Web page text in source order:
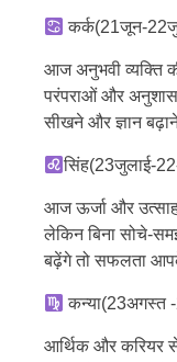
कर्क(21जून-
आज अनुभवी व्यक्ति
परंपराओं और
सीखने और ज्ञान
सिंह(23जुलाई-
आज ऊर्जा और उत्साह
लेकिन बिना सोचे-
बढ़ेंगे तो सफलता
कन्या(23अगस्त -
आर्थिक और